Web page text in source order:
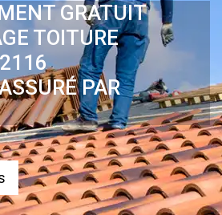
GRATUIT
TOITURE
PAR